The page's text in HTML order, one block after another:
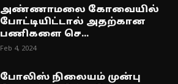
அண்ணாமலை கோவையில்
போட்டியிட்டால் அதற்கான
பணிகளை செ...
Feb 4, 2024
போலிஸ் நிலையம் முன்பு